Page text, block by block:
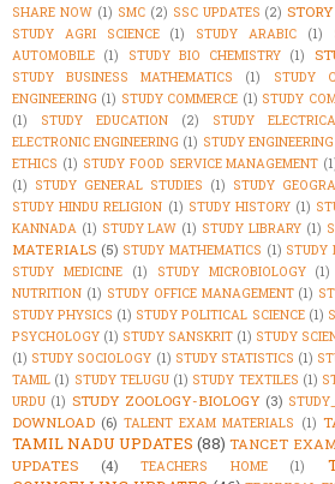
SHARE NOW (1) SMC (2) SSC UPDATES (2) STORY
STUDY AGRI SCIENCE
(1) STUDY ARABIC (1)
AUTOMOBILE (1) STUDY BIO CHEMISTRY (1)
STUDY BUSINESS MATHEMATICS (1) STUDY
ENGINEERING (1) STUDY COMMERCE (1) STUDY
(1)
STUDY EDUCATION (2) STUDY
ELECTRONIC ENGINEERING (1) STUDY ENGINEERING
ETHICS (1) STUDY FOOD SERVICE MANAGEMENT
(1) STUDY GENERAL STUDIES (1) STUDY
STUDY HINDU RELIGION (1) STUDY HISTORY (1)
KANNADA (1) STUDY LAW (1) STUDY LIBRARY (1)
MATERIALS (5) STUDY MATHEMATICS (1) STUDY
STUDY MEDICINE
(1) STUDY MICROBIOLOGY (1)
NUTRITION (1) STUDY OFFICE MANAGEMENT (1)
STUDY PHYSICS (1) STUDY POLITICAL SCIENCE (1)
PSYCHOLOGY (1) STUDY SANSKRIT (1) STUDY
(1) STUDY SOCIOLOGY (1) STUDY STATISTICS (1)
TAMIL (1) STUDY TELUGU (1) STUDY TEXTILES (1)
URDU (1) STUDY ZOOLOGY-BIOLOGY (3)
DOWNLOAD (6) TALENT EXAM MATERIALS (1)
TAMIL NADU UPDATES (88) TANCET
UPDATES
(4) TEACHERS HOME (1)